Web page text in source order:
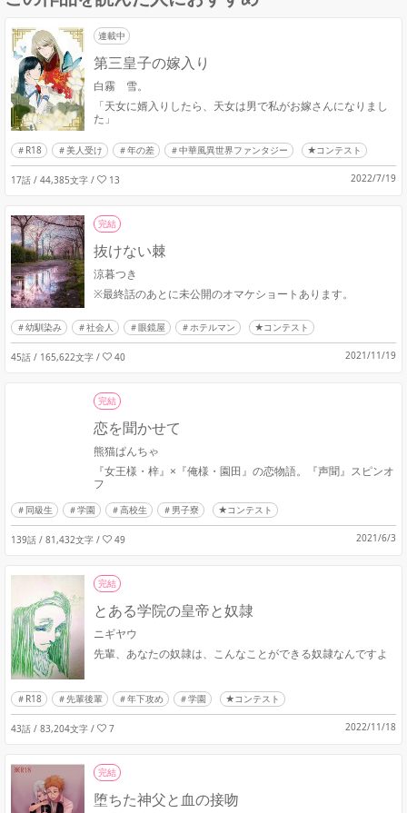
連載中
第三皇子の嫁入り
白霧 雪。
「天女に婿入りしたら、天女は男で私がお嫁さんになりまし
た」
R18 美人受け 年の差 中華風異世界ファンタジー ★コンテスト
17話 / 44,385文字 / 13 2022/7/19
完結
抜けない棘
涼暮つき
※最終話のあとに未公開のオマケショートあります。
幼馴染み 社会人 眼鏡屋 ホテルマン ★コンテスト
45話 / 165,622文字 / 40 2021/11/19
完結
恋を聞かせて
熊猫ぱんちゃ
『女王様・梓』×『俺様・園田』の恋物語。『声聞』スピンオ
フ
同級生 学園 高校生 男子寮 ★コンテスト
139話 / 81,432文字 / 49 2021/6/3
完結
とある学院の皇帝と奴隷
ニギヤウ
先輩、あなたの奴隷は、こんなことができる奴隷なんですよ
R18 先輩後輩 年下攻め 学園 ★コンテスト
43話 / 83,204文字 / 7 2022/11/18
完結
堕ちた神父と血の接吻